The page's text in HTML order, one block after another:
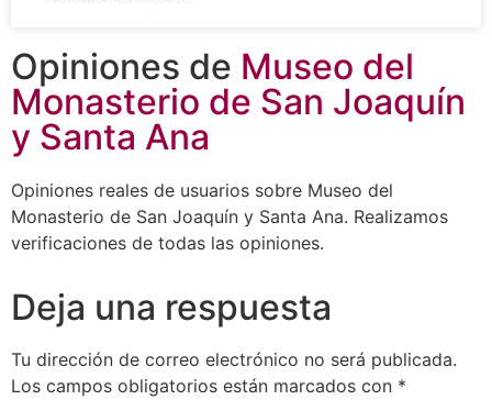
Opiniones de Museo del
Monasterio de San Joaquín
y Santa Ana
Opiniones reales de usuarios sobre Museo del
Monasterio de San Joaquín y Santa Ana. Realizamos
verificaciones de todas las opiniones.
Deja una respuesta
Tu dirección de correo electrónico no será publicada.
Los campos obligatorios están marcados con *